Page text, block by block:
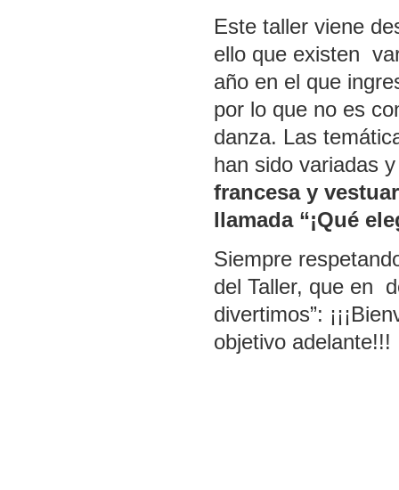
Este taller viene
ello que existen
año en el que
por lo que no es
danza. Las
han sido variadas
francesa y
llamada “¡Qué
Siempre
del Taller, que en
divertimos”:
objetivo adelante!!!